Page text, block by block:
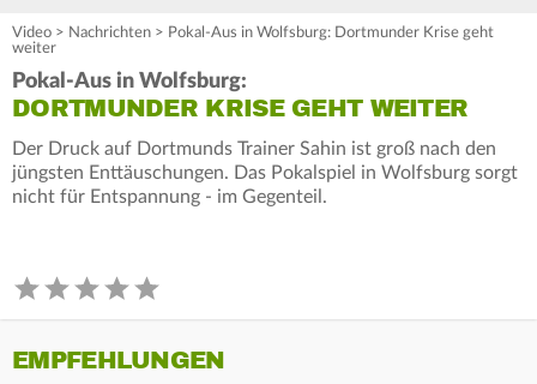
Video > Nachrichten > Pokal-Aus in Wolfsburg: Dortmunder Krise geht
weiter
Pokal-Aus in Wolfsburg:
DORTMUNDER KRISE GEHT WEITER
Der Druck auf Dortmunds Trainer Sahin ist groß nach den
jüngsten Enttäuschungen. Das Pokalspiel in Wolfsburg sorgt
nicht für Entspannung - im Gegenteil.
EMPFEHLUNGEN